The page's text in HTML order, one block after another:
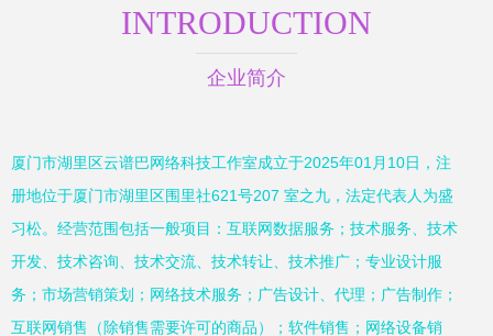
INTRODUCTION
企业简介
厦门市湖里区云谱巴网络科技工作室成立于2025年01月10日，注
册地位于厦门市湖里区围里社621号207 室之九，法定代表人为盛
习松。经营范围包括一般项目：互联网数据服务；技术服务、技术
开发、技术咨询、技术交流、技术转让、技术推广；专业设计服
务；市场营销策划；网络技术服务；广告设计、代理；广告制作；
互联网销售（除销售需要许可的商品）；软件销售；网络设备销